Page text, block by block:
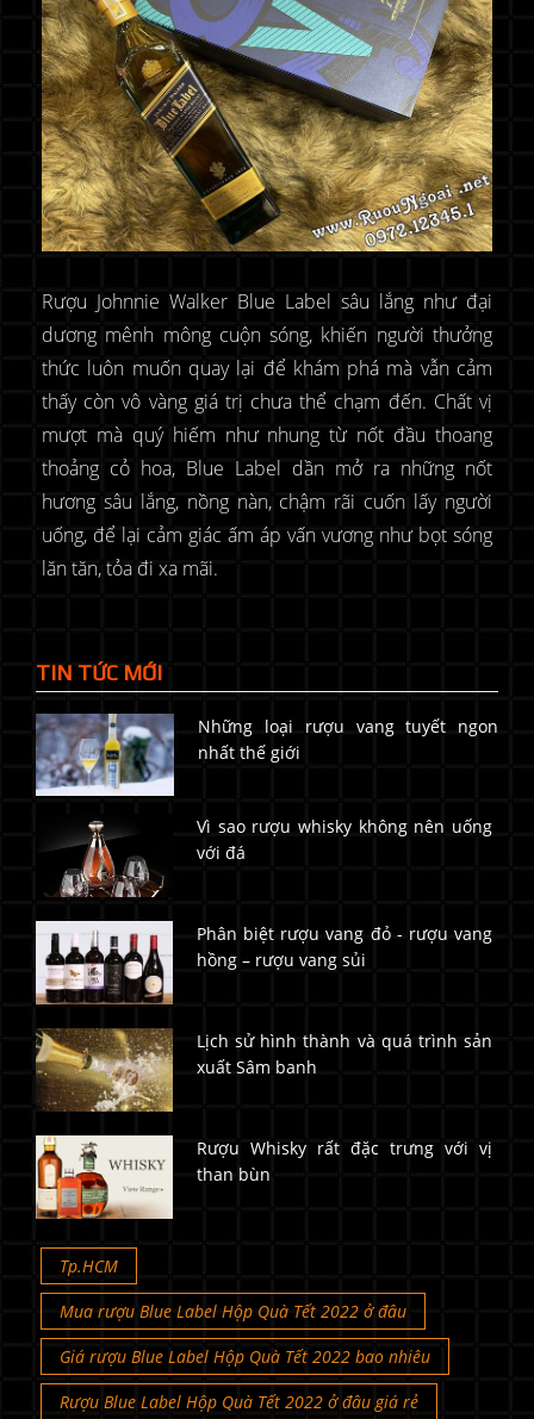
Rượu Johnnie Walker Blue Label sâu lắng như đại
dương mênh mông cuộn sóng, khiến người thưởng
thức luôn muốn quay lại để khám phá mà vẫn cảm
thấy còn vô vàng giá trị chưa thể chạm đến. Chất vị
mượt mà quý hiếm như nhung từ nốt đầu thoang
thoảng cỏ hoa, Blue Label dần mở ra những nốt
hương sâu lắng, nồng nàn, chậm rãi cuốn lấy người
uống, để lại cảm giác ấm áp vấn vương như bọt sóng
lăn tăn, tỏa đi xa mãi.
TIN TỨC MỚI
Những loại rượu vang tuyết ngon
nhất thế giới
Vì sao rượu whisky không nên uống
với đá
Phân biệt rượu vang đỏ - rượu vang
hồng – rượu vang sủi
Lịch sử hình thành và quá trình sản
xuất Sâm banh
Rượu Whisky rất đặc trưng với vị
than bùn
Tp.HCM
Mua rượu Blue Label Hộp Quà Tết 2022 ở đâu
Giá rượu Blue Label Hộp Quà Tết 2022 bao nhiêu
Rượu Blue Label Hộp Quà Tết 2022 ở đâu giá rẻ